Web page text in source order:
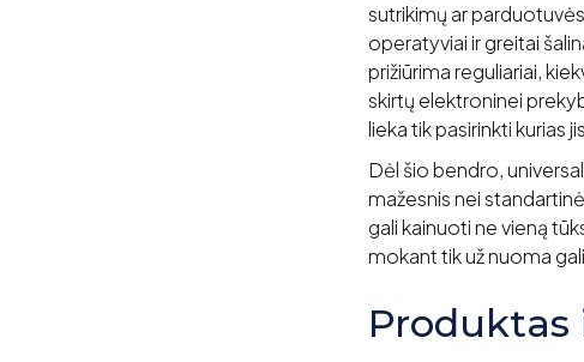
sutrikimų ar
operatyviai ir greitai
prižiūrima reguliariai,
skirtų elektroninei
lieka tik pasirinkti kurias
Dėl šio bendro,
mažesnis nei
gali kainuoti ne vieną
mokant tik už nuoma
Produktas